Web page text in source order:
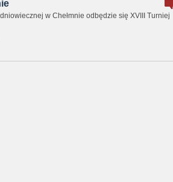
w Chełmnie odbędzie się XVIII Turniej